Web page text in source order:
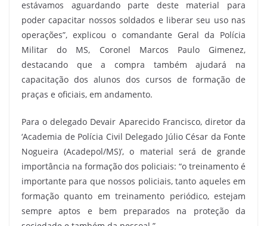
estávamos aguardando parte deste material para
poder capacitar nossos soldados e liberar seu uso nas
operações”, explicou o comandante Geral da Polícia
Militar do MS, Coronel Marcos Paulo Gimenez,
destacando que a compra também ajudará na
capacitação dos alunos dos cursos de formação de
praças e oficiais, em andamento.
Para o delegado Devair Aparecido Francisco, diretor da
‘Academia de Polícia Civil Delegado Júlio César da Fonte
Nogueira (Acadepol/MS)’, o material será de grande
importância na formação dos policiais: “o treinamento é
importante para que nossos policiais, tanto aqueles em
formação quanto em treinamento periódico, estejam
sempre aptos e bem preparados na proteção da